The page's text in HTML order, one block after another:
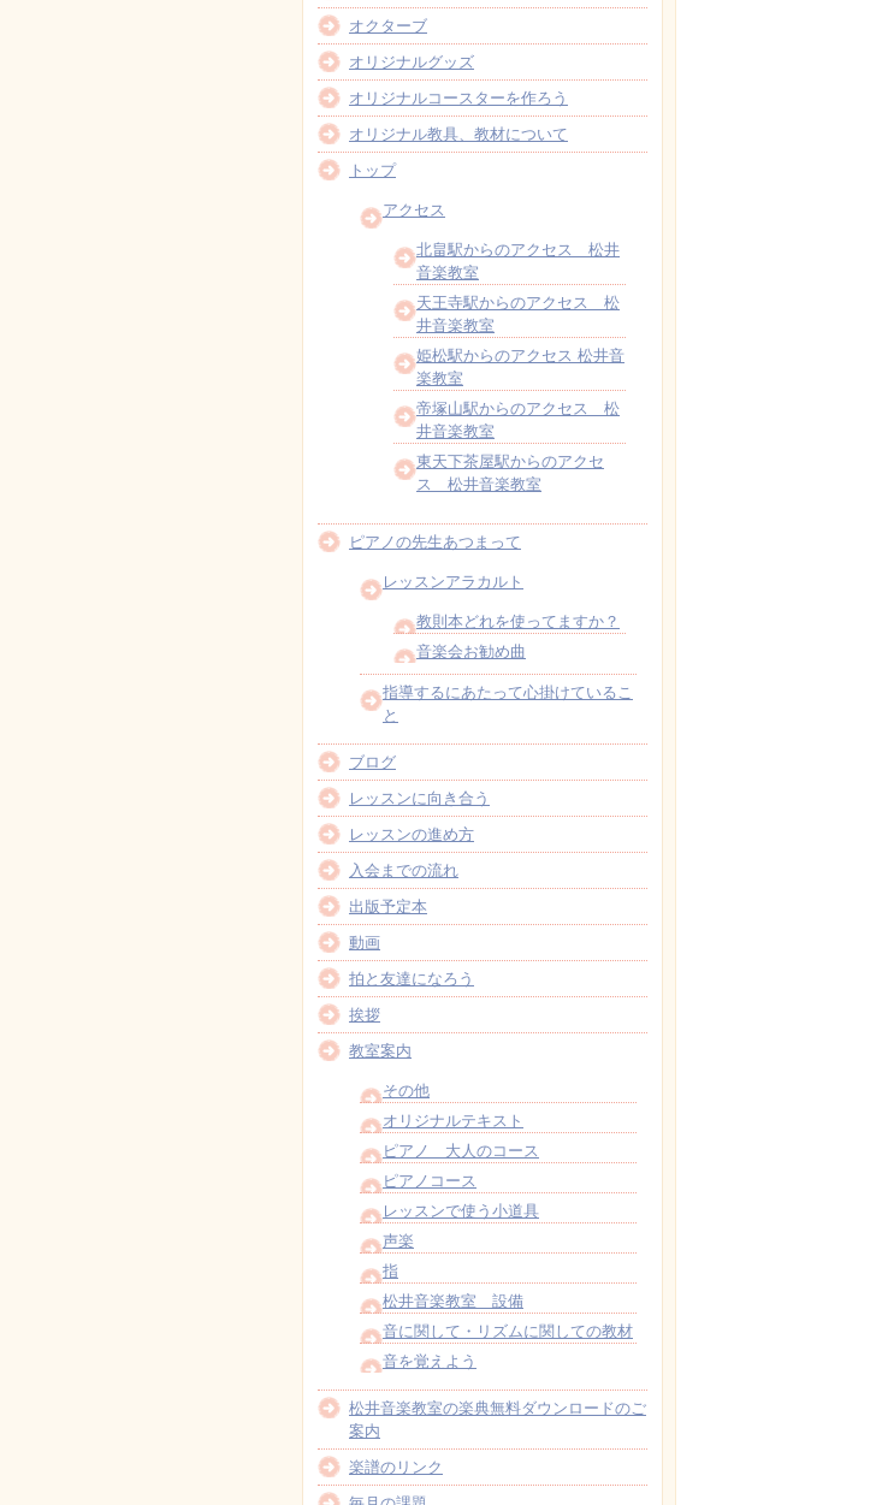
オクターブ
オリジナルグッズ
オリジナルコースターを作ろう
オリジナル教具、教材について
トップ
アクセス
北畠駅からのアクセス 松井
音楽教室
天王寺駅からのアクセス 松
井音楽教室
姫松駅からのアクセス 松井音
楽教室
帝塚山駅からのアクセス 松
井音楽教室
東天下茶屋駅からのアクセ
ス 松井音楽教室
ピアノの先生あつまって
レッスンアラカルト
教則本どれを使ってますか？
音楽会お勧め曲
指導するにあたって心掛けているこ
と
ブログ
レッスンに向き合う
レッスンの進め方
入会までの流れ
出版予定本
動画
拍と友達になろう
挨拶
教室案内
その他
オリジナルテキスト
ピアノ 大人のコース
ピアノコース
レッスンで使う小道具
声楽
指
松井音楽教室 設備
音に関して・リズムに関しての教材
音を覚えよう
松井音楽教室の楽典無料ダウンロードのご
案内
楽譜のリンク